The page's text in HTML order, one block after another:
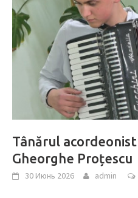
Tânărul
Gheorghe Proțescu
30 Июнь 2026 admin